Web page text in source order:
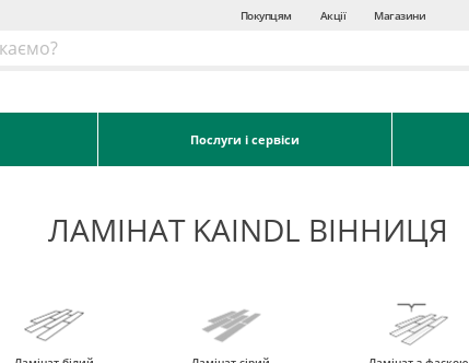
Покупцям Акції Магазини
Послуги і сервіси
ЛАМІНАТ KAINDL ВІННИЦЯ